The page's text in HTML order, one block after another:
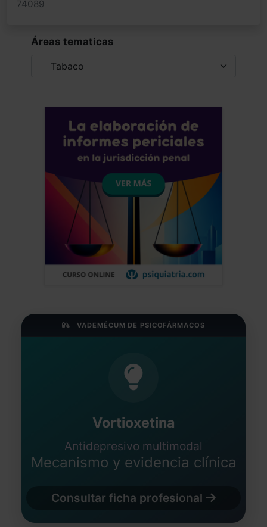
74089
Áreas tematicas
VADEMÉCUM DE PSICOFÁRMACOS
Vortioxetina
Antidepresivo multimodal
Mecanismo y evidencia clínica
Consultar ficha profesional